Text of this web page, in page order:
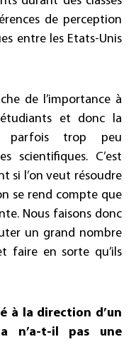
de perception
entre les Etats-Unis
de l’importance à
et donc la
parfois trop peu
scientifiques. C’est
si l’on veut résoudre
se rend compte que
Nous faisons donc
un grand nombre
faire en sorte qu’ils
à la direction d’un
n’a-t-il pas une